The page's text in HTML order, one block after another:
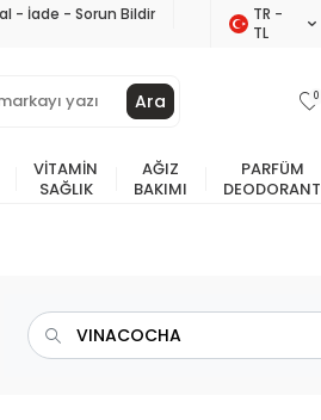
- İade - Sorun Bildir
TR −
TL
Ara 0
VITAMIN
SAĞLIK
AĞIZ
BAKIMI
PARFÜM
DEODORANT